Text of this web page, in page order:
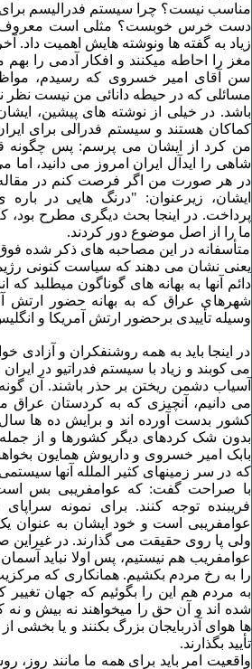
مناسب نیست؟ چرا سیستم فدرالیسم
دست خرس خوبست؟ مثلی است معروف که
زیاد به گفته ها ونوشته هایش اهمیت داد.
مغز را احاطه میکنند و افکار آدمی را
سن آقای امیر خسروی که رسیدم،
مسائلی که در حیطه دانائی من نیست نظر
باشد. در خیلی از نوشته های پیشین،
کماکان هستند و سیستم فدرالی برای
من کرد از ایشان می پرسم: پس چگونه
شاهی را ایدآل ایران امروز می دانید،
در هر صورت من اگر فرصت کنم در
ایشان، زیرعنوان: "درنگ هایی در
پرداخت. در اینجا بحث دیگری مطرح بود،
ما را از اصل موضوع دور کردند.
متأسفانه در این مصاحبه های ذکر شده
یعنی نشان می دهند که سیاست کنونی
دائم آنها به بهانه های گوناگون میطلبد
شهرهای عراق که به بهانه حضور ارتش
وسیله تأییدی برحضور ارتش آمریکا و
در اینجا باید به همه روشنفکران و
می کوبند و زیاد با سیستم فدراتیو در
آسیاب دشمن ریختن بر حذر باشند. آن
می دانیم، آنچیزی که به کردستان
کشور بدست آورده اند و برایش ده ها
بدون شک کردهای دیگر کشورها و از جمله
بابک امیر خسروی و داریوش همایون
که در سر زمینهای کثیر الملله آنها
با صراحت گفت: که عوامفریبی بس است.
فریبنده توجه کنند. برای نمونه
عوامفریبی است و خود ایشان به عنوان
ولی پا روی حقیقت می گذارند. در غیراین
عوامفریب هم نیستیم، پس اولا نباید
را به رخ مردم بکشیم. همانکاری که
به مردم هم این را بگوئیم که جهان
شده اند و آن حق را میخواهند نه بیش و نه
ها هوای آذربایجان بزرگ بکنند و یا بخشی
تأیید بگذارند.
واقعیت امر باید برای همه ما مانند